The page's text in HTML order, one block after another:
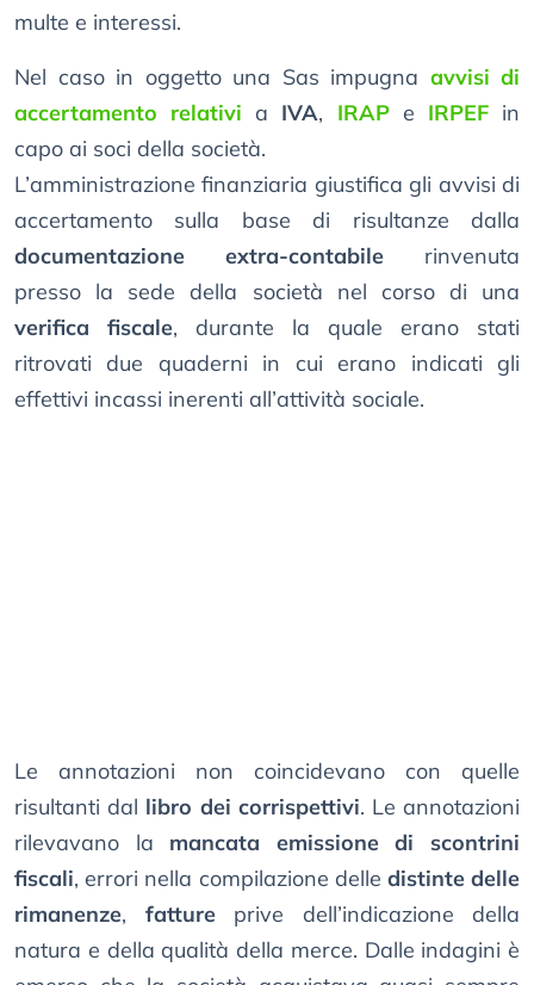
multe e interessi.
Nel caso in oggetto una Sas impugna avvisi di
accertamento relativi a IVA, IRAPe IRPEFin
capo ai soci della società.
L’amministrazione finanziaria giustifica gli avvisi di
accertamento sulla base di risultanze dalla
documentazione extra-contabile rinvenuta
presso la sede della società nel corso di una
verifica fiscale, durante la quale erano stati
ritrovati due quaderni in cui erano indicati gli
effettivi incassi inerenti all’attività sociale.
Le annotazioni non coincidevano con quelle
risultanti dal libro dei corrispettivi. Le annotazioni
rilevavano la mancata emissione di scontrini
fiscali, errori nella compilazione delle distinte delle
rimanenze, fattureprive dell’indicazione della
natura e della qualità della merce. Dalle indagini è